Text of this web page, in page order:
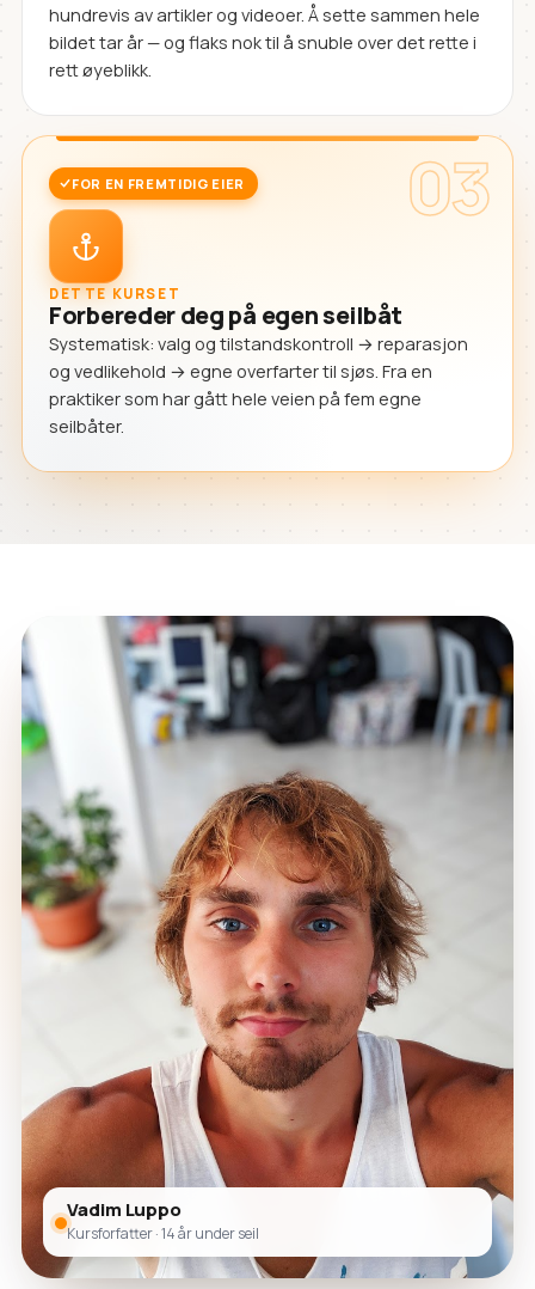
hundrevis av artikler og videoer. Å sette sammen hele
bildet tar år — og flaks nok til å snuble over det rette i
rett øyeblikk.
03
FOR EN FREMTIDIG EIER
DETTE KURSET
Forbereder deg på egen seilbåt
Systematisk: valg og tilstandskontroll → reparasjon
og vedlikehold → egne overfarter til sjøs. Fra en
praktiker som har gått hele veien på fem egne
seilbåter.
Vadim Luppo
Kursforfatter · 14 år under seil